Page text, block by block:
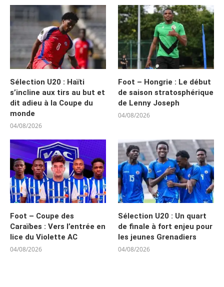
Sélection U20 : Haïti
s’incline aux tirs au but et
dit adieu à la Coupe du
monde
04/08/2026
Foot – Hongrie : Le début
de saison stratosphérique
de Lenny Joseph
04/08/2026
Foot – Coupe des
Caraïbes : Vers l’entrée en
lice du Violette AC
04/08/2026
Sélection U20 : Un quart
de finale à fort enjeu pour
les jeunes Grenadiers
04/08/2026